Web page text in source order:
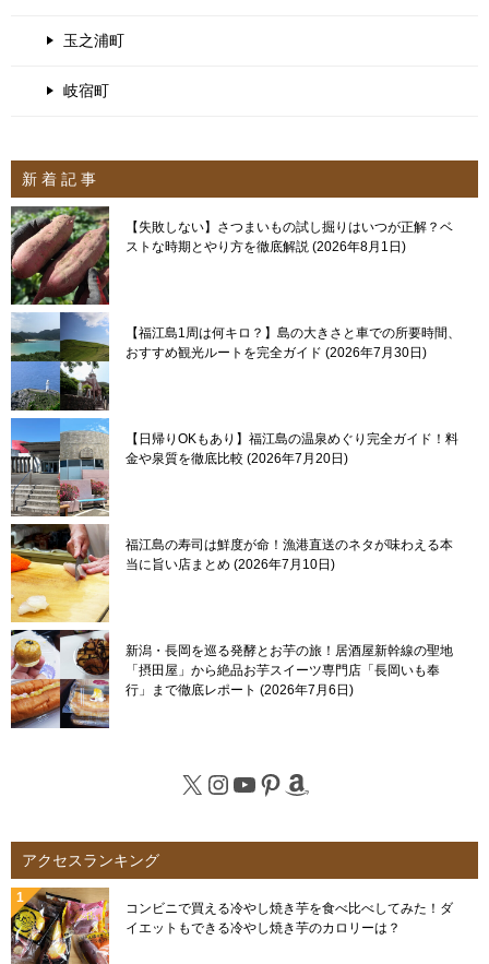
玉之浦町
岐宿町
新 着 記 事
【失敗しない】さつまいもの試し掘りはいつが正解？ベ
ストな時期とやり方を徹底解説 2026年8月1日
【福江島1周は何キロ？】島の大きさと車での所要時間、
おすすめ観光ルートを完全ガイド 2026年7月30日
【日帰りOKもあり】福江島の温泉めぐり完全ガイド！料
金や泉質を徹底比較 2026年7月20日
福江島の寿司は鮮度が命！漁港直送のネタが味わえる本
当に旨い店まとめ 2026年7月10日
新潟・長岡を巡る発酵とお芋の旅！居酒屋新幹線の聖地
「摂田屋」から絶品お芋スイーツ専門店「長岡いも奉
行」まで徹底レポート
2026年7月6日
X Instagram
YouTube
Pinterest
Amazon
アクセスランキング
コンビニで買える冷やし焼き芋を食べ比べしてみた！ダ
イエットもできる冷やし焼き芋のカロリーは？